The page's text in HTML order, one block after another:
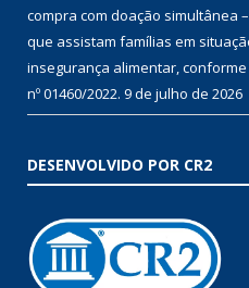
compra com doação simultânea
que assistam famílias em
insegurança alimentar,
nº 01460/2022. 9 de julho de 2026
DESENVOLVIDO POR CR2